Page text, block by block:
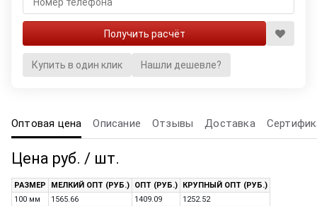
Купить в один клик Нашли дешевле?
Оптовая цена Описание Отзывы Доставка
Цена руб. / шт.
РАЗМЕР МЕЛКИЙ ОПТ (РУБ.) ОПТ (РУБ.)
КРУПНЫЙ ОПТ (РУБ.)
100 мм
1565.66 1409.09 1252.52